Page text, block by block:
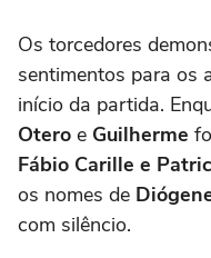
Os torcedores
sentimentos para os
início da partida.
Otero e Guilherme
Fábio Carille e
os nomes de
com silêncio.